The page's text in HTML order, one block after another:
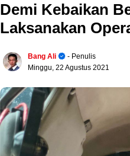
Demi Kebaikan
Laksanakan
Bang Ali
- Penulis
Minggu, 22 Agustus 2021